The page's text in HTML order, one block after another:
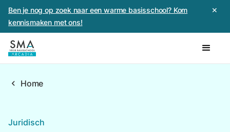
Ben je nog op zoek naar een warme basisschool? Kom
kennismaken met ons!
✕
chevron_left Home
Juridisch